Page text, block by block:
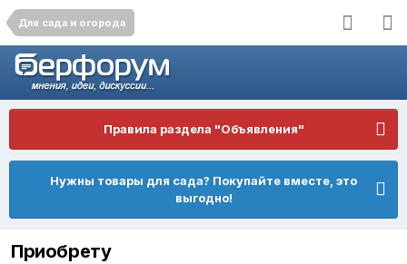
Для сада и огорода
Правила раздела "Объявления"
Нужны товары для сада? Покупайте вместе, это
выгодно!
Приобрету